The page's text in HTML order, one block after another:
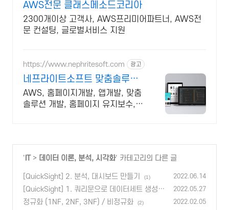
AWS전문 클래스메소드코리아
2300개이상 고객사, AWS프리미어파트너, AWS전
문 컨설팅, 글로벌서비스 지원
https://www.nephritesoft.com 광고
네프라이트소프트 맞춤솔루션
개발
AWS, 홈페이지개발, 앱개발, 맞춤
솔루션 개발, 홈페이지 유지보수,
' IT> 데이터 이론, 분석, 시각화' 카테고리의 다른 글
[QuickSight] 2. 분석, 대시보드 만들기 (1) 2022.06.14
[QuickSight] 1. 쿼리문으로 데이터세트 생성하
기
(0)
2022.05.27
정규화 (1NF, 2NF, 3NF) / 비정규화 (2) 2022.02.05